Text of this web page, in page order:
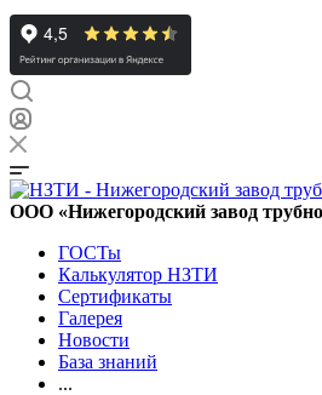
ООО «Нижегородский завод
ГОСТы
Калькулятор НЗТИ
Сертификаты
Галерея
Новости
База знаний
...